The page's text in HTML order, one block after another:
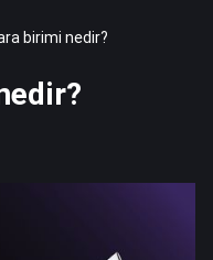
birimi nedir?